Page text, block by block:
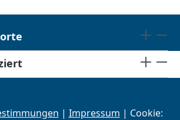
| Impressum | Cookie: